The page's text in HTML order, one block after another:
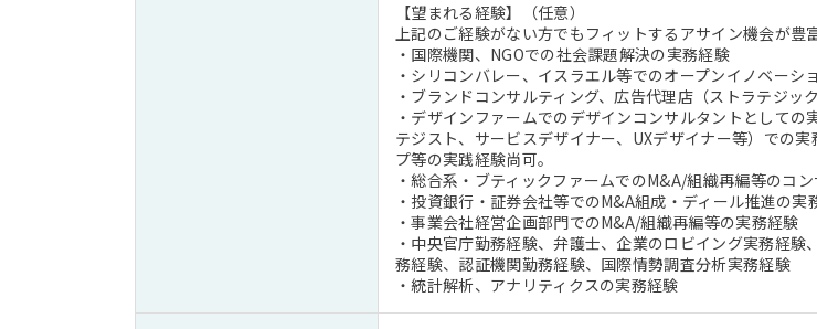
【望まれる経験】（任意）
上記のご経験がない方でもフィットするアサイン機会が豊
・国際機関、NGOでの社会課題解決の実務経験
・シリコンバレー、イスラエル等でのオープンイノベーシ
・ブランドコンサルティング、広告代理店（ストラテジ
・デザインファームでのデザインコンサルタントとして
テジスト、サービスデザイナー、UXデザイナー等）での
プ等の実践経験尚可。
・総合系・ブティックファームでのM&A/組織再編等のコ
・投資銀行・証券会社等でのM&A組成・ディール推進の実
・事業会社経営企画部門でのM&A/組織再編等の実務経験
・中央官庁勤務経験、弁護士、企業のロビイング実務経
務経験、認証機関勤務経験、国際情勢調査分析実務経験
・統計解析、アナリティクスの実務経験